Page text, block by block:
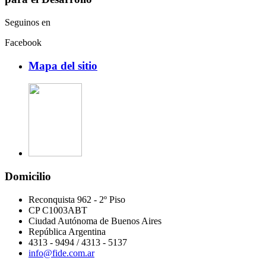
Seguinos en
Facebook
Mapa del sitio
Domicilio
Reconquista 962 - 2º Piso
CP C1003ABT
Ciudad Autónoma de Buenos Aires
República Argentina
4313 - 9494 / 4313 - 5137
info@fide.com.ar